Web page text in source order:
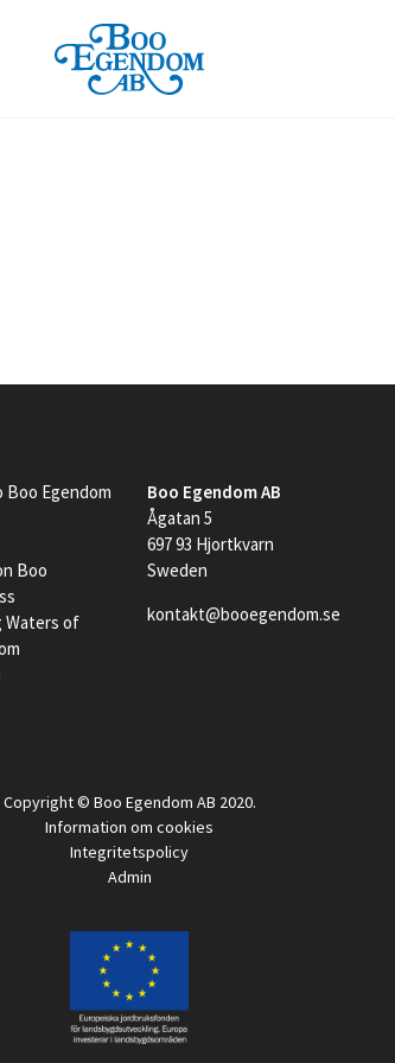
Boo Egendom
Boo
Waters of
Boo Egendom AB
Ågatan 5
697 93 Hjortkvarn
Sweden
kontakt@booegendom.se
Copyright © Boo Egendom AB 2020.
Information om cookies
Integritetspolicy
Admin